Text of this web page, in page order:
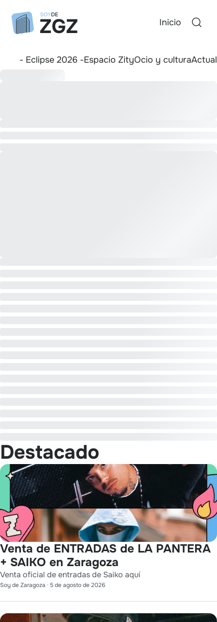
Inicio
- Eclipse 2026 -Espacio ZityOcio y cultura
Destacado
Venta de ENTRADAS de LA PANTERA
+ SAIKO en Zaragoza
Venta oficial de entradas de Saiko aquí
Soy de Zaragoza · 5 de agosto de 2026